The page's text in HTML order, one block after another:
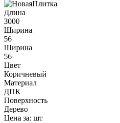
Длина
3000
Ширина
56
Ширина
56
Цвет
Коричневый
Материал
ДПК
Поверхность
Дерево
Цена за: шт